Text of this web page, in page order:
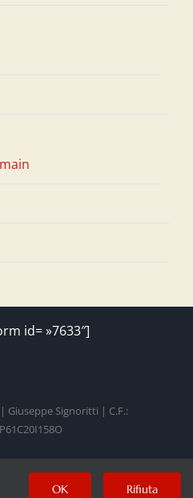
id= »7633″]
Giuseppe Signoritti | C.F.:
Instagram
PinterestYouTube
OK Rifiuta